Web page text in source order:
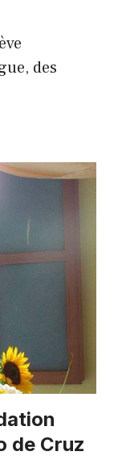
des
de Cruz